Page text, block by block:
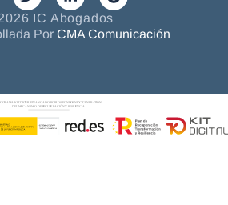
IC Abogados
Por CMA Comunicación